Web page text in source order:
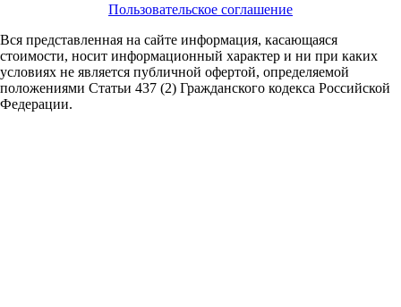
Пользовательское соглашение
Вся представленная на сайте информация, касающаяся
стоимости, носит информационный характер и ни при каких
условиях не является публичной офертой, определяемой
положениями Статьи 437 (2) Гражданского кодекса Российской
Федерации.